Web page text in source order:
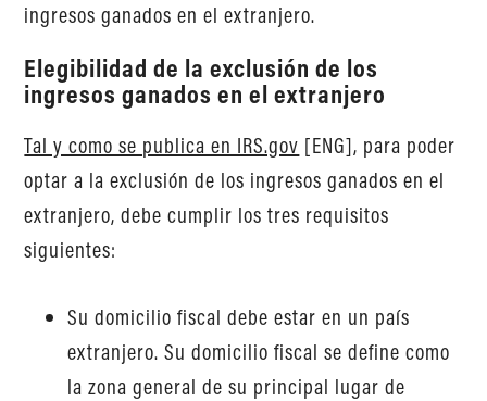
ingresos ganados en el extranjero.
Elegibilidad de la exclusión de los
ingresos ganados en el extranjero
Tal y como se publica en IRS.gov [ENG], para poder
optar a la exclusión de los ingresos ganados en el
extranjero, debe cumplir los tres requisitos
siguientes:
Su domicilio fiscal debe estar en un país
extranjero. Su domicilio fiscal se define como
la zona general de su principal lugar de